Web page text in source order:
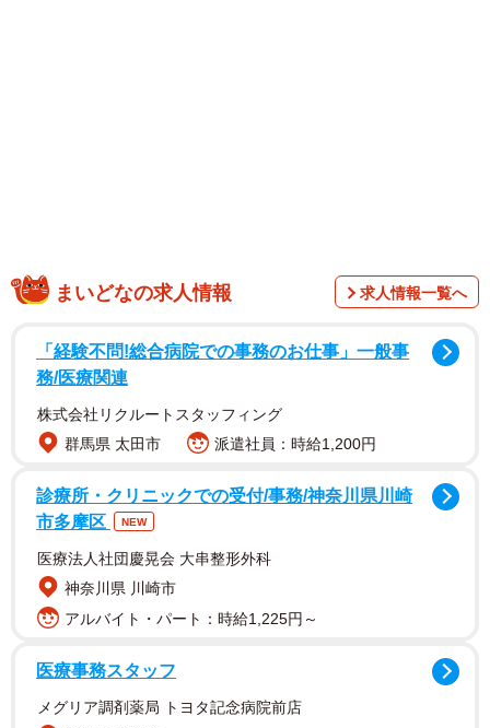
今回は主人公の女友達、マッキーが主役のお話。元気で
明るく、ドッジボールでも腕力でも威勢でも男子と対等に
渡り合う実力の持ち主ですが、ある日女の子の同級生から
「もう高学年なんだし、女の子らしくあるべきよ」と言わ
僕はこんな子、好きですけどね
1/2 pic.twitter.com/fR22277SEO
— 仲曽良ハミ＠思い出漫画家 (@nakasorahami)
2021
「マッキーも可愛いんだから、その男勝りは卒業しない
とね」と言う同級生に「イヤ、私は別にこのままで…」と
まいどなの求人情報 求人情報一覧へ
「経験不問!総合病院での事務のお仕事」一般事
務/医療関連
株式会社リクルートスタッフィング
群馬県 太田市
派遣社員：時給1,200円
診療所・クリニックでの受付/事務/神奈川県川崎
市多摩区
NEW
医療法人社団慶晃会 大串整形外科
神奈川県 川崎市
アルバイト・パート：時給1,225円～
医療事務スタッフ
メグリア調剤薬局 トヨタ記念病院前店